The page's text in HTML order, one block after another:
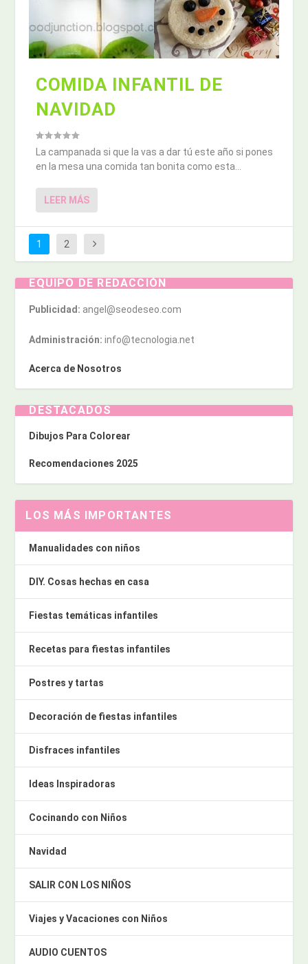
COMIDA INFANTIL DE
NAVIDAD
La campanada si que la vas a dar tú este año si pones
en la mesa una comida tan bonita como esta...
LEER MÁS
1 2
EQUIPO DE REDACCIÓN
Publicidad: angel@seodeseo.com
Administración: info@tecnologia.net
Acerca de Nosotros
DESTACADOS
Dibujos Para Colorear
Recomendaciones 2025
LOS MÁS IMPORTANTES
Manualidades con niños
DIY. Cosas hechas en casa
Fiestas temáticas infantiles
Recetas para fiestas infantiles
Postres y tartas
Decoración de fiestas infantiles
Disfraces infantiles
Ideas Inspiradoras
Cocinando con Niños
Navidad
SALIR CON LOS NIÑOS
Viajes y Vacaciones con Niños
AUDIO CUENTOS